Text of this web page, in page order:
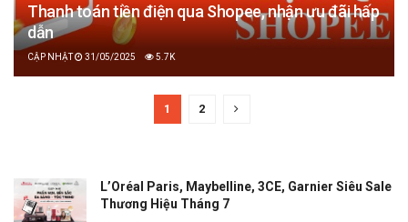
Thanh toán tiền điện qua Shopee, nhận ưu đãi hấp
dẫn
31/05/2025 5.7K
1 2
L’Oréal Paris, Maybelline, 3CE, Garnier Siêu Sale
Thương Hiệu Tháng 7